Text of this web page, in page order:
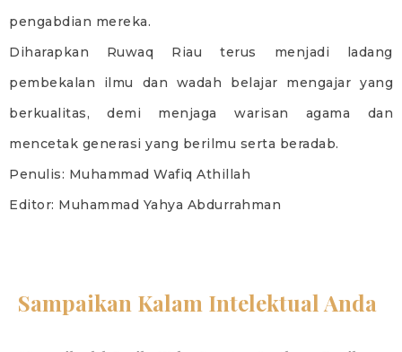
pengabdian mereka.
Diharapkan Ruwaq Riau terus menjadi ladang
pembekalan ilmu dan wadah belajar mengajar yang
berkualitas, demi menjaga warisan agama dan
mencetak generasi yang berilmu serta beradab.
Penulis: Muhammad Wafiq Athillah
Editor: Muhammad Yahya Abdurrahman